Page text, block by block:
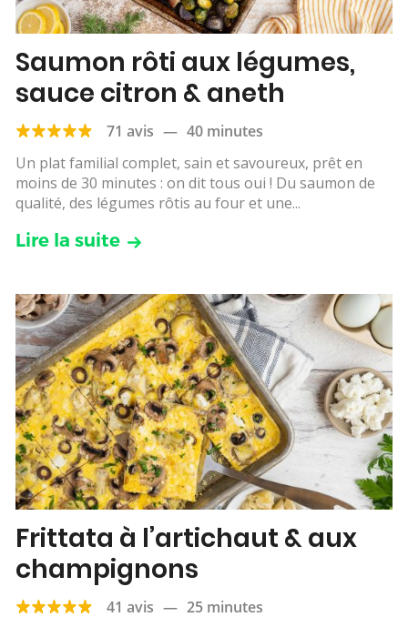
Saumon rôti aux légumes,
sauce citron & aneth
71 avis — 40 minutes
Un plat familial complet, sain et savoureux, prêt en
moins de 30 minutes : on dit tous oui ! Du saumon de
qualité, des légumes rôtis au four et une...
Lire la suite
Frittata à l’artichaut & aux
champignons
41 avis — 25 minutes